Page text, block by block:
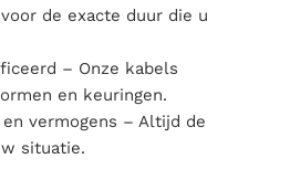
de exacte duur die u
– Onze kabels
en keuringen.
vermogens – Altijd de
situatie.